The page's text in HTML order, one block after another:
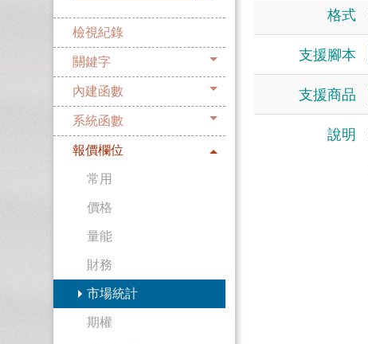
檢視紀錄
關鍵字
內建函數
系統函數
報價欄位
常用
價格
量能
財務
市場統計
期權
格式
支援腳本
支援商品
說明